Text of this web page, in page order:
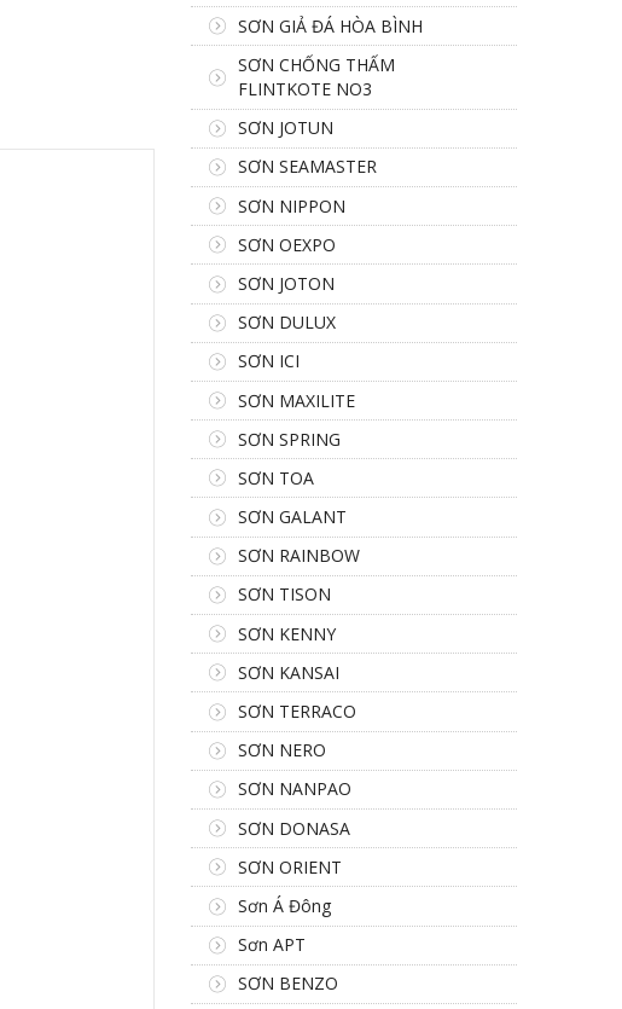
SƠN GIẢ ĐÁ HÒA BÌNH
SƠN CHỐNG THẤM
FLINTKOTE NO3
SƠN JOTUN
SƠN SEAMASTER
SƠN NIPPON
SƠN OEXPO
SƠN JOTON
SƠN DULUX
SƠN ICI
SƠN MAXILITE
SƠN SPRING
SƠN TOA
SƠN GALANT
SƠN RAINBOW
SƠN TISON
SƠN KENNY
SƠN KANSAI
SƠN TERRACO
SƠN NERO
SƠN NANPAO
SƠN DONASA
SƠN ORIENT
Sơn Á Đông
Sơn APT
SƠN BENZO